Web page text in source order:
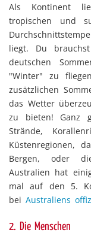
Als Kontinent
tropischen und
liegt. Du
deutschen
"Winter" zu
zusätzlichen
das Wetter
zu bieten! Ganz
Strände,
Küstenregionen,
Bergen, oder
Australien hat
mal auf den 5.
bei Australiens
2. Die Menschen